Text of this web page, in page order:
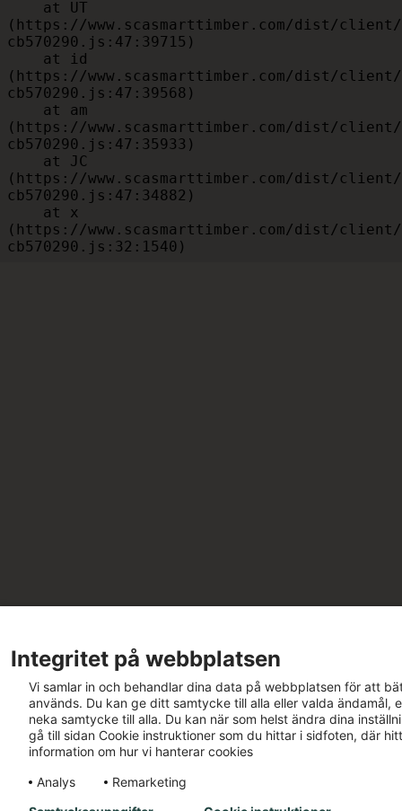
(https://www.scasmarttimber.com/dist/
cb570290.js:47:39715)
(https://www.scasmarttimber.com/dist/
cb570290.js:47:39568)
(https://www.scasmarttimber.com/dist/
cb570290.js:47:35933)
(https://www.scasmarttimber.com/dist/
cb570290.js:47:34882)
(https://www.scasmarttimber.com/dist/
cb570290.js:32:1540)
Integritet på webbplatsen
Vi samlar in och behandlar dina data på webbplatsen för att
används. Du kan ge ditt samtycke till alla eller valda ändamål,
neka samtycke till alla. Du kan när som helst ändra dina
gå till sidan Cookie instruktioner som du hittar i sidfoten, där
information om hur vi hanterar cookies
Analys
Remarketing